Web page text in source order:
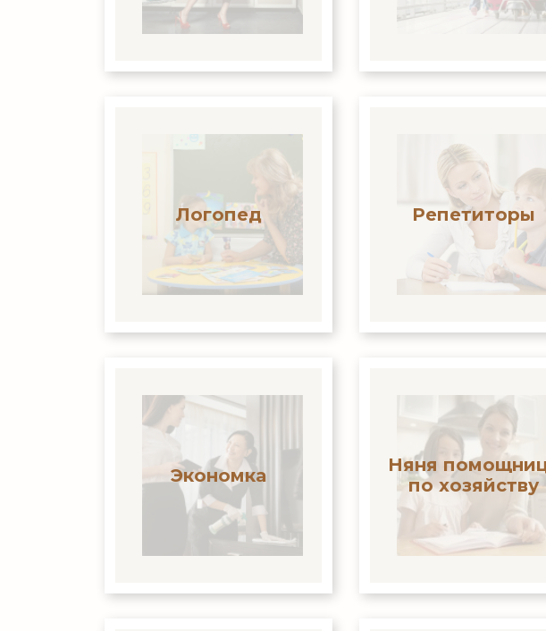
Логопед Репетиторы
Экономка
Няня
по хозяйству